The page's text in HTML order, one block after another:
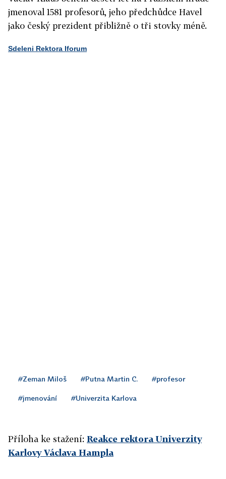
jmenoval 1581 profesorů, jeho předchůdce Havel
jako český prezident přibližně o tři stovky méně.
Sdeleni Rektora Iforum
#Zeman Miloš #Putna Martin C. #profesor
#jmenování #Univerzita Karlova
Příloha ke stažení: Reakce rektora Univerzity
Karlovy Václava Hampla